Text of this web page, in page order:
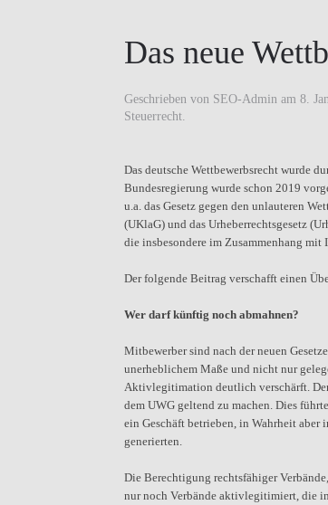
Das neue
Geschrieben von SEO-Admin am 8.
Steuerrecht.
Das deutsche Wettbewerbsrecht wurde
Bundesregierung wurde schon 2019
u.a. das Gesetz gegen den unlauteren
(UKlaG) und das Urheberrechtsgesetz
die insbesondere im Zusammenhang mit
Der folgende Beitrag verschafft einen
Wer darf künftig noch abmahnen?
Mitbewerber sind nach der neuen
unerheblichem Maße und nicht nur
Aktivlegitimation deutlich verschärft.
dem UWG geltend zu machen. Dies
ein Geschäft betrieben, in Wahrheit
generierten.
Die Berechtigung rechtsfähiger
nur noch Verbände aktivlegitimiert, die